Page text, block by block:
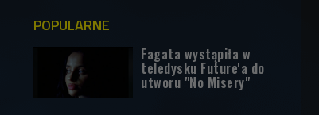
POPULARNE
Fagata wystąpiła w
teledysku Future'a do
utworu "No Misery"